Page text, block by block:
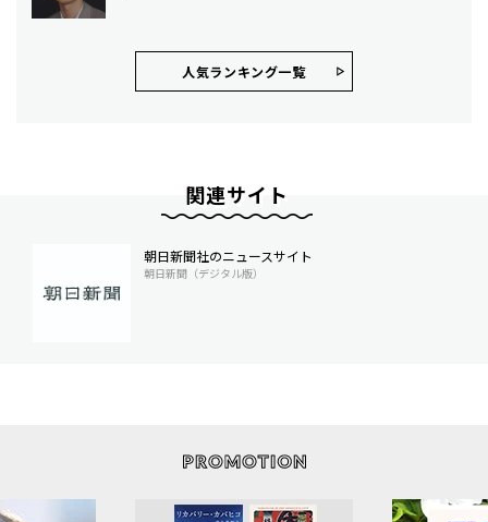
人気ランキング⼀覧
関連サイト
朝日新聞社のニュースサイト
朝日新聞（デジタル版）